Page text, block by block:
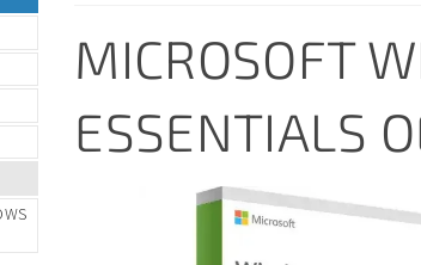
LICENCE ?
MICROSOFT
ESSENTIALS